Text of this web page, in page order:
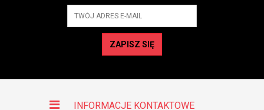
ZAPISZ SIĘ
INFORMACJE KONTAKTOWE